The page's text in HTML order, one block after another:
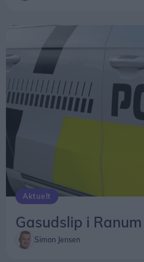
Aktuelt
Gasudslip i
Simon Jensen